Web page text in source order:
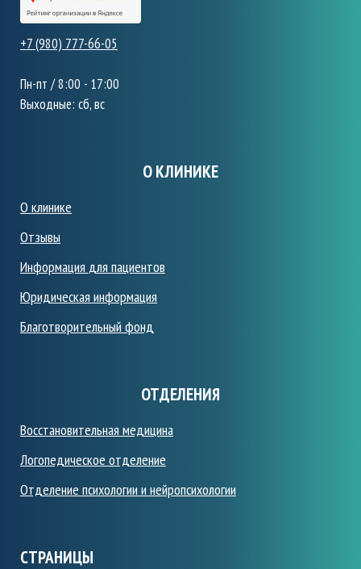
+7 (980) 777-66-05
Пн-пт / 8:00 - 17:00
Выходные: сб, вс
О КЛИНИКЕ
О клинике
Отзывы
Информация для пациентов
Юридическая информация
Благотворительный фонд
ОТДЕЛЕНИЯ
Восстановительная медицина
Логопедическое отделение
Отделение психологии и нейропсихологии
СТРАНИЦЫ